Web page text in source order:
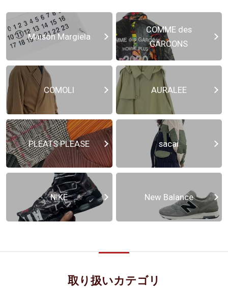
Maison Margiela
COMME des
GARCONS
COMOLI AURALEE
PLEATS PLEASE sacai
NIKE New Balance
取り扱いカテゴリ